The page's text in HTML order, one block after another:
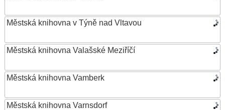
Městská knihovna v Týně nad Vltavou
Městská knihovna Valašské Meziříčí
Městská knihovna Vamberk
Městská knihovna Varnsdorf